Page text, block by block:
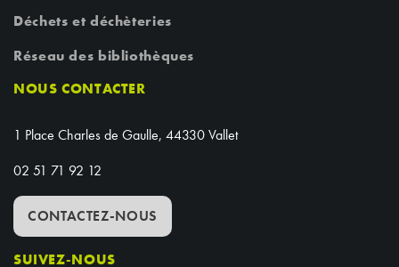
Déchets et déchèteries
Réseau des bibliothèques
NOUS CONTACTER
1 Place Charles de Gaulle, 44330 Vallet
02 51 71 92 12
CONTACTEZ-NOUS
SUIVEZ-NOUS